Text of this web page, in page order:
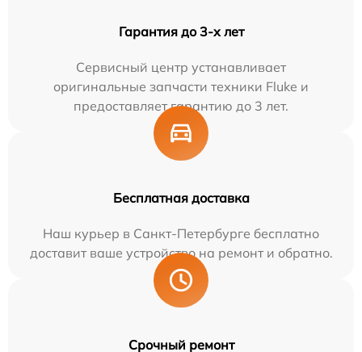
Гарантия до 3-х лет
Сервисный центр устанавливает
оригинальные запчасти техники Fluke и
предоставляет гарантию до 3 лет.
Бесплатная доставка
Наш курьер в Санкт-Петербурге бесплатно
доставит ваше устройство на ремонт и обратно.
Срочный ремонт